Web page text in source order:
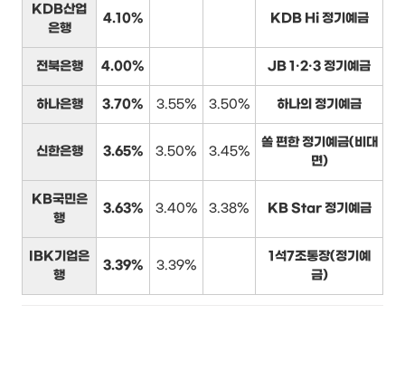
KDB산업
은행
4.10% KDB Hi 정기예금
전북은행 4.00% JB 1·2·3 정기예금
하나은행 3.70% 3.55% 3.50% 하나의 정기예금
신한은행 3.65% 3.50% 3.45%
쏠 편한 정기예금(비대
면)
KB국민은
행
3.63% 3.40% 3.38% KB Star 정기예금
IBK기업은
행
3.39% 3.39%
1석7조통장(정기예
금)